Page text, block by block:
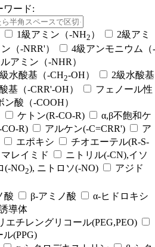
ワード:
1級アミン（-NH2 ）
2級アミ
（-NRR'）
4級アンモニウム（-
アミン（-NHR）
水酸基（-CH2-OH）
2級水酸基
基（-CRR'-OH）
フェノール性
ン酸（-COOH）
ケトン(R-CO-R)
α,β不飽和ケ
R) アルケン(-C=CRR')
ア
エポキシ
チオエーテル(R-S-
マレイミド
ニトリル(-CN),イソ
(-NO2), ニトロソ(-NO)
アジド
酸 β-アミノ酸
α-ヒドロキシ
導体
エチレングリコール(PEG,PEO)
(PPG)